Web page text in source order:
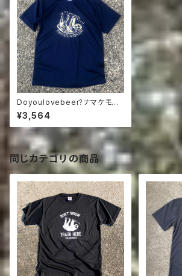
Doyoulovebeer?ナマケモノT
INDIGO
¥3,564
同じカテゴリの商品